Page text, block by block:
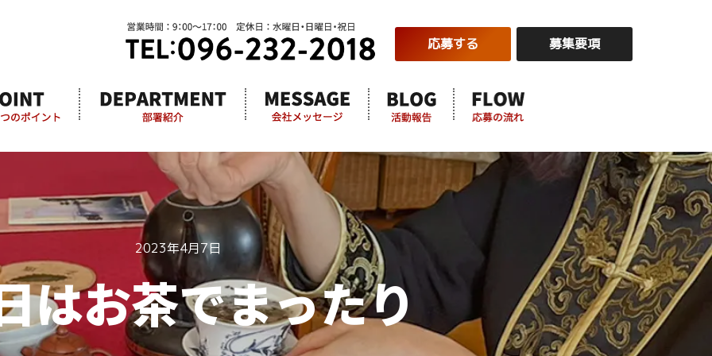
応募する 募集要項
2023年4月7日
はお茶でまったり